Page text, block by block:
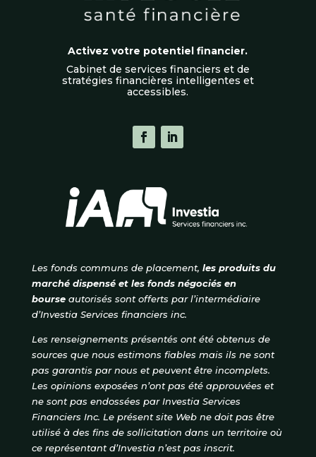
Activez votre potentiel financier.
Cabinet de services financiers et de
stratégies financières intelligentes et
accessibles.
Les fonds communs de placement, les produits du
marché dispensé et les fonds négociés en
bourseautorisés sont offerts par l’intermédiaire
d’Investia Services financiers inc.
Les renseignements présentés ont été obtenus de
sources que nous estimons fiables mais ils ne sont
pas garantis par nous et peuvent être incomplets.
Les opinions exposées n’ont pas été approuvées et
ne sont pas endossées par Investia Services
Financiers Inc. Le présent site Web ne doit pas être
utilisé à des fins de sollicitation dans un territoire où
ce représentant d’Investia n’est pas inscrit.